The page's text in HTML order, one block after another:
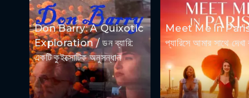
Don Barry: A Quixotic
Exploration / ডন ব্যারি:
একটি কুইক্সোটিক অনুসন্ধান
Meet Me in
প্যারিসে আমার সাথে